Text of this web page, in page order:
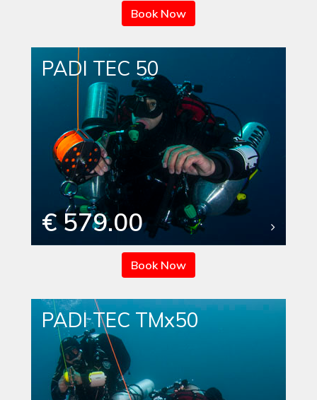
Book Now
PADI TEC 50
€ 579.00
Book Now
PADI TEC TMx50